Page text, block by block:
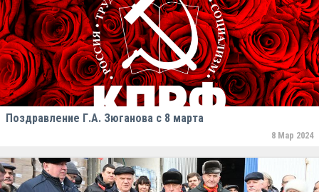
Поздравление Г.А. Зюганова с 8 марта
8 Мар 2024